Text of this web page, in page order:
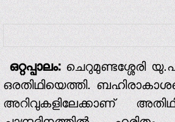
ഒറ്റപ്പാലം:ചെറുമുണ്ടശ്ശേരി
ഒരതിഥിയെത്തി.
അറിവുകളിലേക്കാണ്